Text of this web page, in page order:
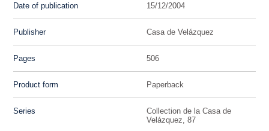
Date of publication 15/12/2004
Publisher Casa de Velázquez
Pages 506
Product form Paperback
Series
Collection de la Casa de
Velázquez, 87